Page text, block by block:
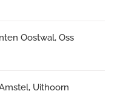
Oostwal, Oss
Uithoorn